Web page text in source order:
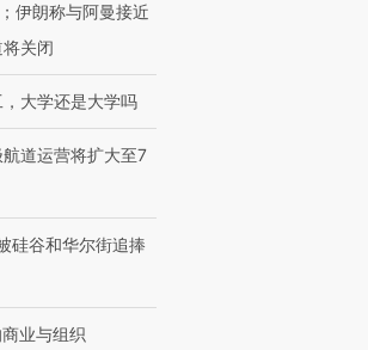
伊朗称与阿曼接近
关闭
大学还是大学吗
道运营将扩大至7
硅谷和华尔街追捧
业与组织